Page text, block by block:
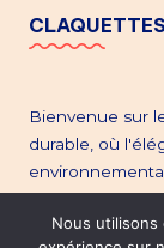
Bienvenue sur
durable, où
mode éthique,
et restez à la
Nous utilisons